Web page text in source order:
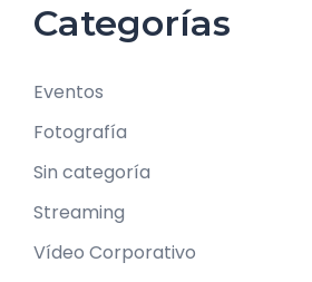
Categorías
Eventos
Fotografía
Sin categoría
Streaming
Vídeo Corporativo